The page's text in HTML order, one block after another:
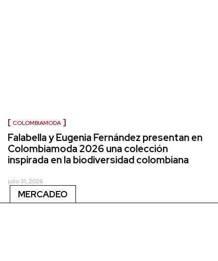
COLOMBIAMODA
Falabella y Eugenia Fernández presentan en
Colombiamoda 2026 una colección
inspirada en la biodiversidad colombiana
julio 31, 2026
MERCADEO